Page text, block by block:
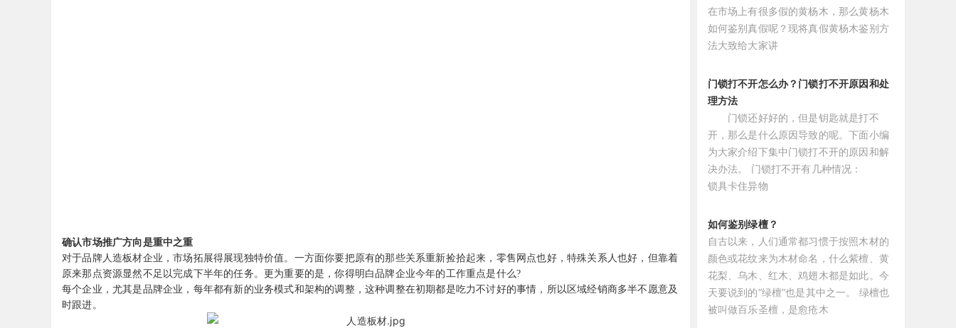
确认市场推广方向是重中之重
对于品牌人造板材企业，市场拓展得展现独特价值。一方面你要把原有的那些关系重新捡拾起来，零售网点也好，特殊关系人也好，但靠着
原来那点资源显然不足以完成下半年的任务。更为重要的是，你得明白品牌企业今年的工作重点是什么?
每个企业，尤其是品牌企业，每年都有新的业务模式和架构的调整，这种调整在初期都是吃力不讨好的事情，所以区域经销商多半不愿意及
时跟进。
在市场上有很多假的黄杨木，那么黄杨木
如何鉴别真假呢？现将真假黄杨木鉴别方
法大致给大家讲
门锁打不开怎么办？门锁打不开原因和处
理方法
门锁还好好的，但是钥匙就是打不
开，那么是什么原因导致的呢。下面小编
为大家介绍下集中门锁打不开的原因和解
决办法。 门锁打不开有几种情况：
锁具卡住异物
如何鉴别绿檀？
自古以来，人们通常都习惯于按照木材的
颜色或花纹来为木材命名，什么紫檀、黄
花梨、乌木、红木、鸡翅木都是如此。今
天要说到的“绿檀”也是其中之一。 绿檀也
被叫做百乐圣檀，是愈疮木